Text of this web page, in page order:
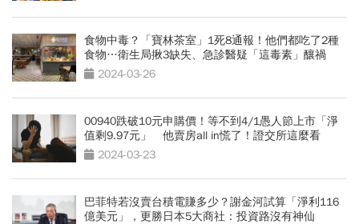
食物中毒？「寶林茶室」1死8通報！他們都吃了2種
食物…衛生局揪3缺失、急診醫疑「這毒素」釀禍
2024-03-26
00940跌破10元申購價！等不到4/1愚人節上市「淨
值剩9.97元」 他賣房all in慌了！證交所這麼看
2024-03-23
巴菲特若沒賣台積電賺多少？謝金河試算「淨利116
億美元」，更勝日本5大商社：投資路沒有神仙